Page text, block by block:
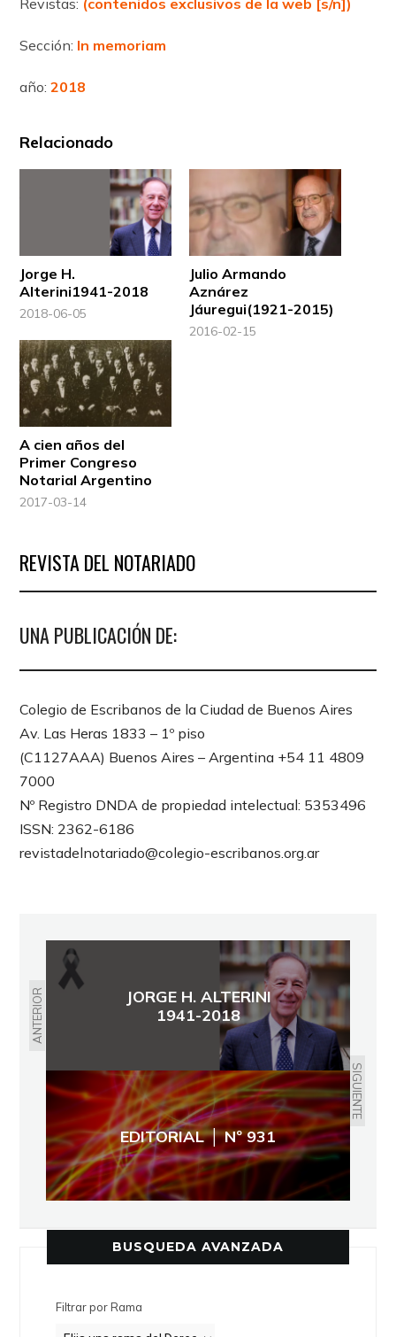
Revistas: (contenidos exclusivos de la web [s/n])
Sección: In memoriam
año: 2018
Relacionado
Jorge H.
Alterini1941-2018
2018-06-05
Julio Armando
Aznárez
Jáuregui(1921-2015)
2016-02-15
A cien años del
Primer Congreso
Notarial Argentino
2017-03-14
REVISTA DEL NOTARIADO
UNA PUBLICACIÓN DE:
Colegio de Escribanos de la Ciudad de Buenos Aires
Av. Las Heras 1833 – 1º piso
(C1127AAA) Buenos Aires – Argentina +54 11 4809
7000
Nº Registro DNDA de propiedad intelectual: 5353496
ISSN: 2362-6186
revistadelnotariado@colegio-escribanos.org.ar
ANTERIOR
JORGE H. ALTERINI
1941-2018
SIGUIENTE
EDITORIAL │ Nº 931
BUSQUEDA AVANZADA
Filtrar por Rama